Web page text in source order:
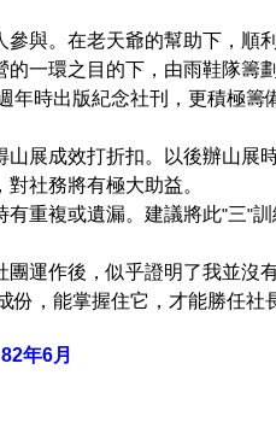
與。在老天爺的幫助下， 順
一環之目的下，由雨鞋隊籌
年時出版紀念社刊，更積極籌
展成效打折扣。以後辦山展
社務將有極大助益。
重複或遺漏。建議將此"三"
作後，似乎證明了我並沒
，能掌握住它，才能勝任社
6月